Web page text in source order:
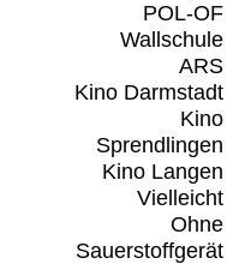
POL-OF
Wallschule
ARS
Kino Darmstadt
Kino
Sprendlingen
Kino Langen
Vielleicht
Ohne
Sauerstoffgerät